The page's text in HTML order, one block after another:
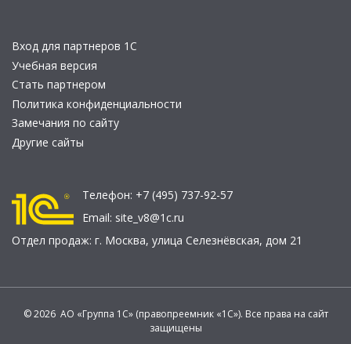
Вход для партнеров 1С
Учебная версия
Стать партнером
Политика конфиденциальности
Замечания по сайту
Другие сайты
Телефон: +7 (495) 737-92-57
Email: site_v8@1c.ru
Отдел продаж: г. Москва, улица Селезнёвская, дом 21
© 2026 АО «Группа 1С» (правопреемник «1С»). Все права на сайт
защищены